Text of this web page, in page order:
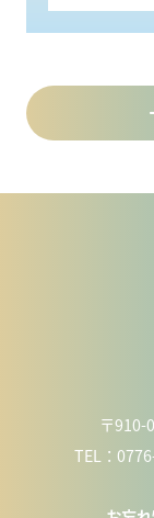
〒910-
TEL：